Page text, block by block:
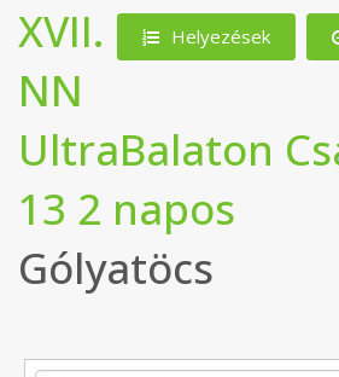
Helyezések
XVII.
NN
UltraBalaton
13 2 napos
Gólyatöcs